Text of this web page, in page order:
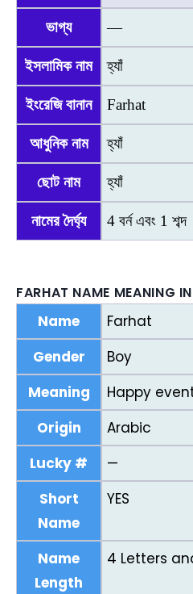
ভাগ্য —
ইসলামিক নাম হ্যাঁ
ইংরেজি বানান Farhat
আধুনিক নাম হ্যাঁ
ছোট নাম হ্যাঁ
নামের দৈর্ঘ্য 4 বর্ন এবং 1 শব্দ
FARHAT NAME MEANING
Name
Farhat
Gender
Boy
Meaning
Happy
Origin
Arabic
Lucky #
—
Short
Name
YES
Name
Length
4 Letters